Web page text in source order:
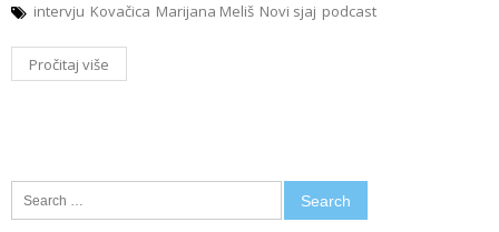
intervju Kovačica Marijana Meliš Novi sjaj podcast
Pročitaj više
for: